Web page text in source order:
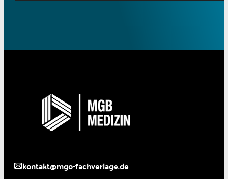
kontakt@mgo-fachverlage.de